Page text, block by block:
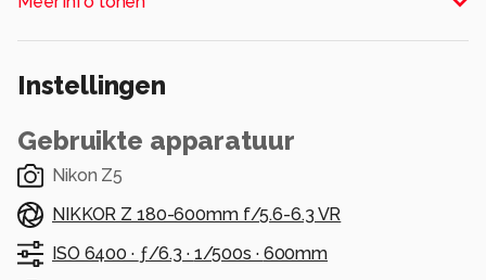
Instellingen
Gebruikte apparatuur
Nikon Z5
NIKKOR Z 180-600mm f/5.6-6.3 VR
ISO 6400 · ƒ/6.3 · 1/500s · 600mm